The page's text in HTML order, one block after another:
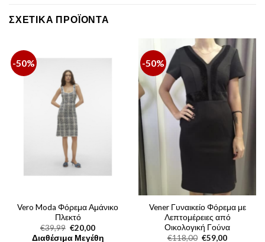
ΣΧΕΤΙΚΆ ΠΡΟΪΌΝΤΑ
-50%
Vero Moda Φόρεμα Αμάνικο
Πλεκτό
€39,99 Original
price
€20,00Η
τρέχουσα
Διαθέσιμα Μεγέθη
-50%
Vener Γυναικείο Φόρεμα με
Λεπτομέρειες από
Οικολογική Γούνα
€118,00 Original
€59,00Η